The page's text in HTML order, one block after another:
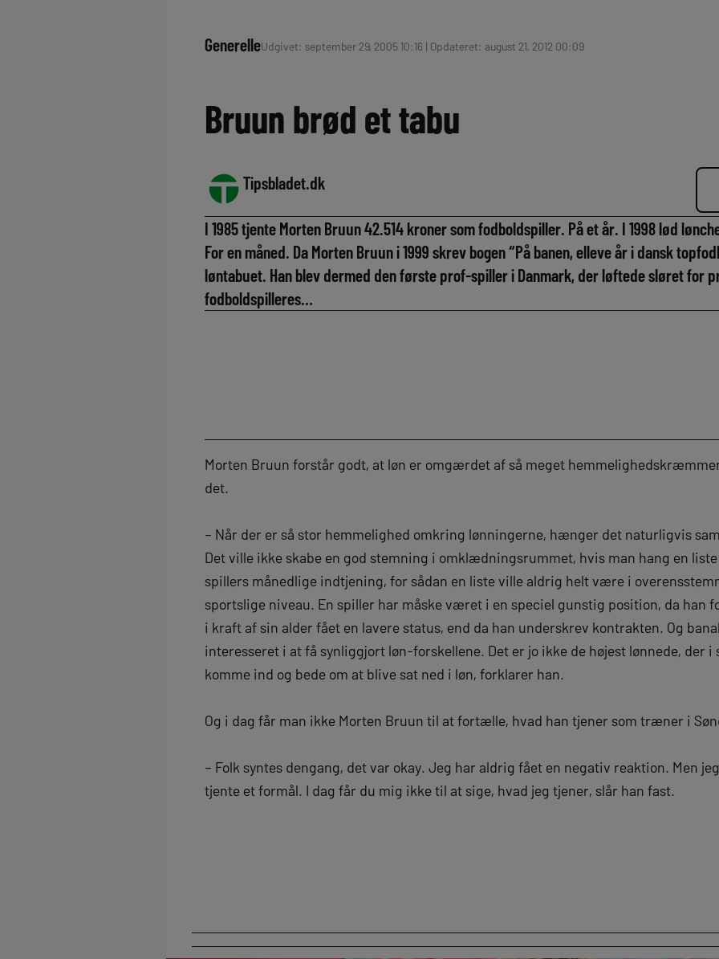
GenerelleUdgivet: september 29, 2005 10:16 | Opdateret: august 21, 2012 00:09
Bruun brød et tabu
Tipsbladet.dk
I 1985 tjente Morten Bruun 42.514 kroner som fodboldspiller. På et år. I 1998 lød
For en måned. Da Morten Bruun i 1999 skrev bogen “På banen, elleve år i dansk
løntabuet. Han blev dermed den første prof-spiller i Danmark, der løftede sløret for
fodboldspilleres…
Morten Bruun forstår godt, at løn er omgærdet af så meget
det.
– Når der er så stor hemmelighed omkring lønningerne, hænger det naturligvis
Det ville ikke skabe en god stemning i omklædningsrummet, hvis man hang en
spillers månedlige indtjening, for sådan en liste ville aldrig helt være i
sportslige niveau. En spiller har måske været i en speciel gunstig position, da han
i kraft af sin alder fået en lavere status, end da han underskrev kontrakten. Og
interesseret i at få synliggjort løn-forskellene. Det er jo ikke de højest lønnede, der
komme ind og bede om at blive sat ned i løn, forklarer han.
Og i dag får man ikke Morten Bruun til at fortælle, hvad han tjener som træner i
– Folk syntes dengang, det var okay. Jeg har aldrig fået en negativ reaktion. Men
tjente et formål. I dag får du mig ikke til at sige, hvad jeg tjener, slår han fast.